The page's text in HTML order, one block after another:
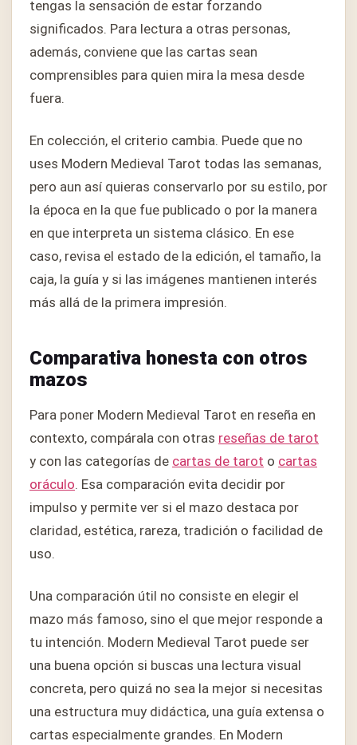
tengas la sensación de estar forzando
significados. Para lectura a otras personas,
además, conviene que las cartas sean
comprensibles para quien mira la mesa desde
fuera.
En colección, el criterio cambia. Puede que no
uses Modern Medieval Tarot todas las semanas,
pero aun así quieras conservarlo por su estilo, por
la época en la que fue publicado o por la manera
en que interpreta un sistema clásico. En ese
caso, revisa el estado de la edición, el tamaño, la
caja, la guía y si las imágenes mantienen interés
más allá de la primera impresión.
Comparativa honesta con otros
mazos
Para poner Modern Medieval Tarot en reseña en
contexto, compárala con otras reseñas de tarot
y con las categorías de cartas de tarot o cartas
oráculo. Esa comparación evita decidir por
impulso y permite ver si el mazo destaca por
claridad, estética, rareza, tradición o facilidad de
uso.
Una comparación útil no consiste en elegir el
mazo más famoso, sino el que mejor responde a
tu intención. Modern Medieval Tarot puede ser
una buena opción si buscas una lectura visual
concreta, pero quizá no sea la mejor si necesitas
una estructura muy didáctica, una guía extensa o
cartas especialmente grandes. En Modern